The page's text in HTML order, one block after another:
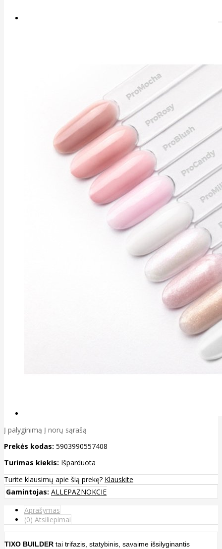
Į palyginimą Į norų sąrašą
Prekės kodas: 5903990557408
Turimas kiekis: Išparduota
Turite klausimų apie šią prekę? Klauskite
Gamintojas: ALLEPAZNOKCIE
Aprašymas
(0) Atsiliepimai
TIXO BUILDER tai trifazis, statybinis, savaime išsilyginantis